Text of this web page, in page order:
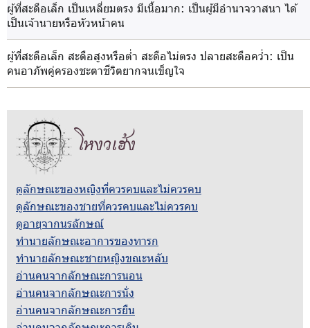
ผู้ที่สะดือเล็ก เป็นเหลี่ยมตรง มีเนื้อมาก: เป็นผู้มีอำนาจวาสนา ได้
เป็นเจ้านายหรือหัวหน้าคน
ผู้ที่สะดือเล็ก สะดือสูงหรือต่ำ สะดือไม่ตรง ปลายสะดือคว่ำ: เป็น
คนอาภัพคู่ครองชะตาชีวิตยากจนเข็ญใจ
โหงวเฮ้ง
ดูลักษณะของหญิงที่ควรคบและไม่ควรคบ
ดูลักษณะของชายที่ควรคบและไม่ควรคบ
ดูอายุจากนรลักษณ์
ทำนายลักษณะอาการของทารก
ทำนายลักษณะชายหญิงขณะหลับ
อ่านคนจากลักษณะการนอน
อ่านคนจากลักษณะการนั่ง
อ่านคนจากลักษณะการยืน